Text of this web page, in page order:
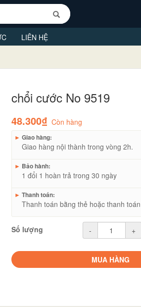
LIÊN HỆ
chổi cước No 9519
48.300₫ Còn hàng
► Giao hàng:
Giao hàng nội thành trong vòng 2h.
► Bảo hành:
1 đổi 1 hoàn trả trong 30 ngày
► Thanh toán:
Thanh toán bằng thẻ hoặc thanh
Số lượng - +
MUA HÀNG